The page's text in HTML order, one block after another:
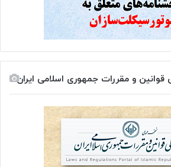
قوانین و مقررات جمهوری اسلامی ایران